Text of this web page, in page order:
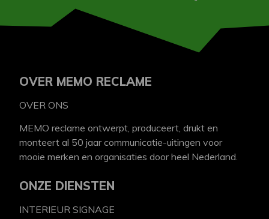
OVER MEMO RECLAME
OVER ONS
MEMO reclame ontwerpt, produceert, drukt en
monteert al 50 jaar communicatie-uitingen voor
mooie merken en organisaties door heel Nederland.
ONZE DIENSTEN
INTERIEUR SIGNAGE